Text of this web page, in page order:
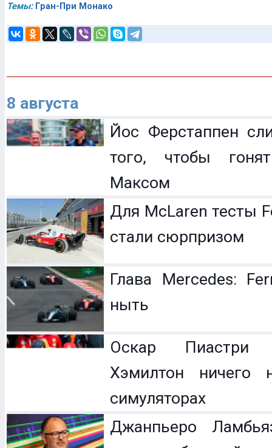
Темы: Гран-При Монако
8 августа
Йос Ферстаппен
того, чтобы
Максом
Для McLaren тесты
стали сюрпризом
Глава Mercedes:
ныть
Оскар Пиастри
Хэмилтон ничего
симуляторах
Джанпьеро